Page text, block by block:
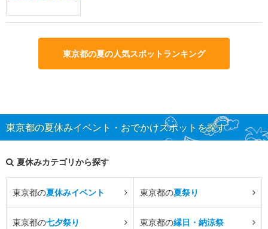
東京都の夏の人気スポットランキング
東京都の夏休みイベント・おでかけスポットを探す
夏休みカテゴリから探す
東京都の夏休みイベント 東京都の夏祭り
東京都の七夕祭り 東京都の縁日・納涼祭